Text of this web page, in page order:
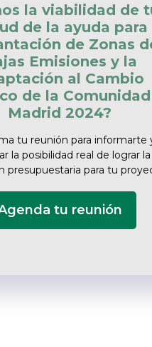
la viabilidad de
de la ayuda para
de Zonas
Emisiones y la
al Cambio
de la
Madrid 2024?
tu reunión para informarte
la posibilidad real de lograr la
presupuestaria para tu
tu reunión